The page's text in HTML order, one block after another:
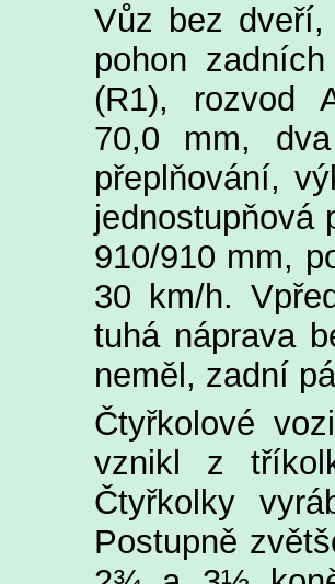
Vůz bez dveří,
pohon
(R1), rozvod
70,0 mm, dva
přeplňování,
jednostupňová
910/910 mm,
30 km/h.
tuhá náprava
neměl, zadní
Čtyřkolové
vznikl z
Čtyřkolky
Postupně